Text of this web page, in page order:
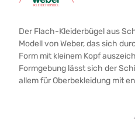
Der Flach-Kleiderbügel aus
Modell von Weber, das sich
Form mit kleinem Kopf
Formgebung lässt sich der
allem für Oberbekleidung mit